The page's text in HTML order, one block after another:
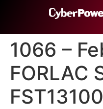
1066 –
FORLAC